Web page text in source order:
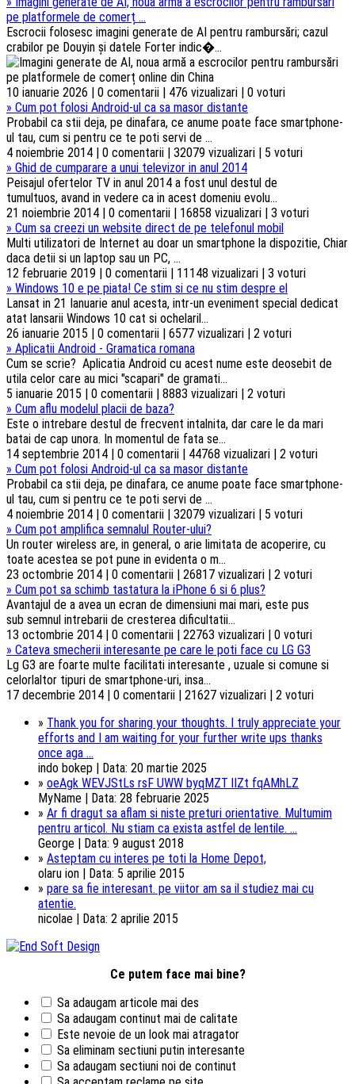
pe platformele de comerț ...
Escrocii folosesc imagini generate de AI pentru rambursări; cazul
crabilor pe Douyin și datele Forter indic�...
10 ianuarie 2026 | 0 comentarii | 476 vizualizari | 0 voturi
» Cum pot folosi Android-ul ca sa masor distante
Probabil ca stii deja, pe dinafara, ce anume poate face smartphone-
ul tau, cum si pentru ce te poti servi de ...
4 noiembrie 2014 | 0 comentarii | 32079 vizualizari | 5 voturi
» Ghid de cumparare a unui televizor in anul 2014
Peisajul ofertelor TV in anul 2014 a fost unul destul de
tumultuos, avand in vedere ca in acest domeniu evolu...
21 noiembrie 2014 | 0 comentarii | 16858 vizualizari | 3 voturi
» Cum sa creezi un website direct de pe telefonul mobil
Multi utilizatori de Internet au doar un smartphone la dispozitie, Chiar
daca detii si un laptop sau un PC, ...
12 februarie 2019 | 0 comentarii | 11148 vizualizari | 3 voturi
» Windows 10 e pe piata! Ce stim si ce nu stim despre el
Lansat in 21 Ianuarie anul acesta, intr-un eveniment special dedicat
atat lansarii Windows 10 cat si ochelaril...
26 ianuarie 2015 | 0 comentarii | 6577 vizualizari | 2 voturi
» Aplicatii Android - Gramatica romana
Cum se scrie? Aplicatia Android cu acest nume este deosebit de
utila celor care au mici "scapari" de gramati...
5 ianuarie 2015 | 0 comentarii | 8883 vizualizari | 2 voturi
» Cum aflu modelul placii de baza?
Este o intrebare destul de frecvent intalnita, dar care le da mari
batai de cap unora. In momentul de fata se...
14 septembrie 2014 | 0 comentarii | 44768 vizualizari | 2 voturi
» Cum pot folosi Android-ul ca sa masor distante
Probabil ca stii deja, pe dinafara, ce anume poate face smartphone-
ul tau, cum si pentru ce te poti servi de ...
4 noiembrie 2014 | 0 comentarii | 32079 vizualizari | 5 voturi
» Cum pot amplifica semnalul Router-ului?
Un router wireless are, in general, o arie limitata de acoperire, cu
toate acestea se pot pune in evidenta o m...
23 octombrie 2014 | 0 comentarii | 26817 vizualizari | 2 voturi
» Cum pot sa schimb tastatura la iPhone 6 si 6 plus?
Avantajul de a avea un ecran de dimensiuni mai mari, este pus
sub semnul intrebarii de cresterea dificultatii...
13 octombrie 2014 | 0 comentarii | 22763 vizualizari | 0 voturi
» Cateva smecherii interesante pe care le poti face cu LG G3
Lg G3 are foarte multe facilitati interesante , uzuale si comune si
celorlaltor tipuri de smartphone-uri, insa...
17 decembrie 2014 | 0 comentarii | 21627 vizualizari | 2 voturi
» Thank you for sharing your thoughts. I truly appreciate your
efforts and I am waiting for your further write ups thanks
once aga ...
indo bokep | Data: 20 martie 2025
» oeAgk WEVJStLs rsF UWW byqMZT lIZt fqAMhLZ
MyName | Data: 28 februarie 2025
» Ar fi dragut sa aflam si niste preturi orientative. Multumim
pentru articol. Nu stiam ca exista astfel de lentile. ...
George | Data: 9 august 2018
» Asteptam cu interes pe toti la Home Depot,
olaru ion | Data: 5 aprilie 2015
» pare sa fie interesant. pe viitor am sa il studiez mai cu
atentie.
nicolae | Data: 2 aprilie 2015
Ce putem face mai bine?
Sa adaugam articole mai des
Sa adaugam continut mai de calitate
Este nevoie de un look mai atragator
Sa eliminam sectiuni putin interesante
Sa adaugam sectiuni noi de continut